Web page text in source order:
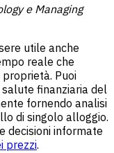
e Managing
utile anche
reale che
Puoi
finanziaria del
fornendo analisi
di singolo alloggio.
decisioni informate
prezzi.